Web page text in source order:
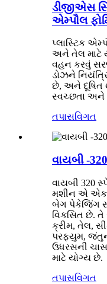
ડીજીએસ
એમ્પૌલ
પ્લાસ્ટિક
અને તેલ માટે
વહન કરવું
ડોઝને
છે, અને દૂષિત
સ્વચ્છતા અને
તપાસવિગત
વાયબી -
વાયબી 320
મશીન એ એક
બેગ પેકેજિંગ
વિકસિત છે. તે
ક્રીમ, તેલ,
પરફ્યુમ,
ઉધરસની
માટે યોગ્ય છે.
તપાસવિગત